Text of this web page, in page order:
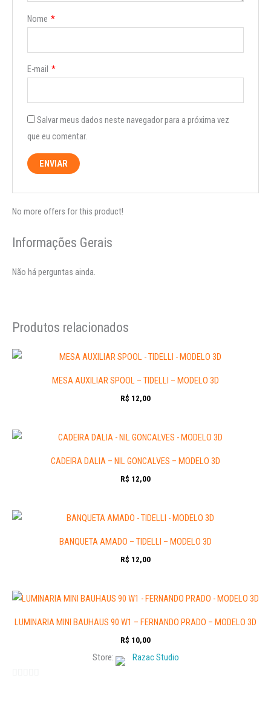
Nome *
E-mail *
Salvar meus dados neste navegador para a próxima vez
que eu comentar.
No more offers for this product!
Informações Gerais
Não há perguntas ainda.
Produtos relacionados
MESA AUXILIAR SPOOL – TIDELLI – MODELO 3D
R$ 12,00
CADEIRA DALIA – NIL GONCALVES – MODELO 3D
R$ 12,00
BANQUETA AMADO – TIDELLI – MODELO 3D
R$ 12,00
LUMINARIA MINI BAUHAUS 90 W1 – FERNANDO PRADO – MODELO 3D
R$ 10,00
Store: Razac Studio